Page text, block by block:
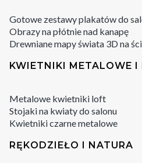
Gotowe zestawy plakatów do
Obrazy na płótnie nad kanapę
Drewniane mapy świata 3D na
KWIETNIKI METALOWE I
Metalowe kwietniki loft
Stojaki na kwiaty do salonu
Kwietniki czarne metalowe
RĘKODZIEŁO I NATURA